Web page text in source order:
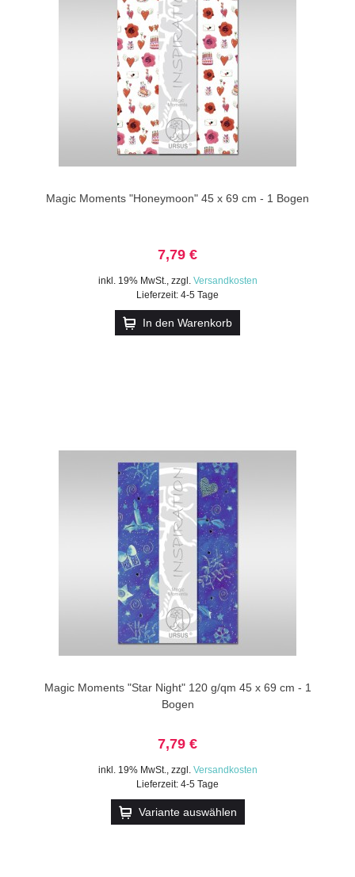
Magic Moments "Honeymoon" 45 x 69 cm - 1 Bogen
7,79 €
inkl. 19% MwSt., zzgl. Versandkosten
Lieferzeit: 4-5 Tage
In den Warenkorb
Magic Moments "Star Night" 120 g/qm 45 x 69 cm - 1
Bogen
7,79 €
inkl. 19% MwSt., zzgl. Versandkosten
Lieferzeit: 4-5 Tage
Variante auswählen